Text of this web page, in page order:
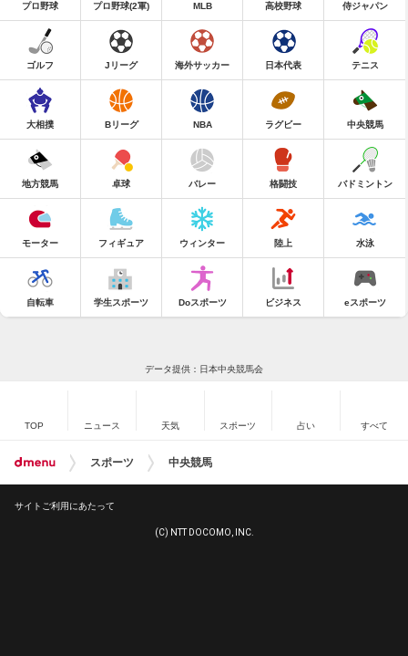
プロ野球 プロ野球(2軍) MLB 高校野球 侍ジャパン
ゴルフ Jリーグ 海外サッカー 日本代表 テニス
大相撲 Bリーグ NBA ラグビー 中央競馬
地方競馬 卓球 バレー 格闘技 バドミントン
モーター フィギュア ウィンター 陸上 水泳
自転車 学生スポーツ Doスポーツ ビジネス eスポーツ
データ提供：日本中央競馬会
TOP ニュース 天気 スポーツ 占い すべて
スポーツ 中央競馬
サイトご利用にあたって
(C) NTT DOCOMO, INC.